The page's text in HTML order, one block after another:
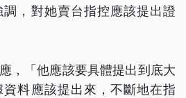
，對她賣台指控應該提出證
，「他應該要具體提出到底大
料應該提出來，不斷地在指